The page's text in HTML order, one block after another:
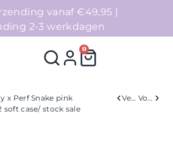
vanaf €49,95 |
2-3 werkdagen
0
x Perf Snake pink
soft case/ stock sale
Verleden Volgend